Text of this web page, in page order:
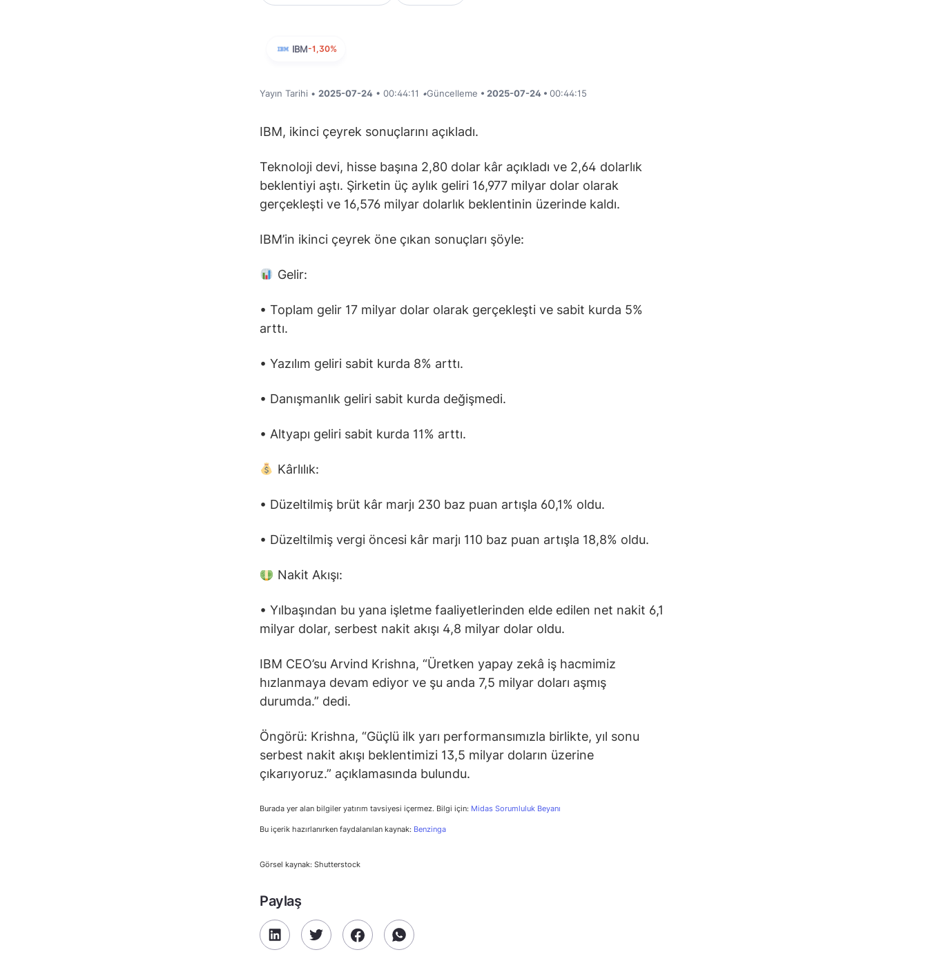
IBM-1,30%
Yayın Tarihi • 2025-07-24 • 00:44:11 •Güncelleme • 2025-07-24 • 00:44:15
IBM, ikinci çeyrek sonuçlarını açıkladı.
Teknoloji devi, hisse başına 2,80 dolar kâr açıkladı ve 2,64 dolarlık
beklentiyi aştı. Şirketin üç aylık geliri 16,977 milyar dolar olarak
gerçekleşti ve 16,576 milyar dolarlık beklentinin üzerinde kaldı.
IBM’in ikinci çeyrek öne çıkan sonuçları şöyle:
Gelir:
• Toplam gelir 17 milyar dolar olarak gerçekleşti ve sabit kurda 5%
arttı.
• Yazılım geliri sabit kurda 8% arttı.
• Danışmanlık geliri sabit kurda değişmedi.
• Altyapı geliri sabit kurda 11% arttı.
Kârlılık:
• Düzeltilmiş brüt kâr marjı 230 baz puan artışla 60,1% oldu.
• Düzeltilmiş vergi öncesi kâr marjı 110 baz puan artışla 18,8% oldu.
Nakit Akışı:
• Yılbaşından bu yana işletme faaliyetlerinden elde edilen net nakit 6,1
milyar dolar, serbest nakit akışı 4,8 milyar dolar oldu.
IBM CEO’su Arvind Krishna, “Üretken yapay zekâ iş hacmimiz
hızlanmaya devam ediyor ve şu anda 7,5 milyar doları aşmış
durumda.” dedi.
Öngörü: Krishna, “Güçlü ilk yarı performansımızla birlikte, yıl sonu
serbest nakit akışı beklentimizi 13,5 milyar doların üzerine
çıkarıyoruz.” açıklamasında bulundu.
Burada yer alan bilgiler yatırım tavsiyesi içermez. Bilgi için: Midas Sorumluluk Beyanı
Bu içerik hazırlanırken faydalanılan kaynak: Benzinga
Görsel kaynak: Shutterstock
Paylaş